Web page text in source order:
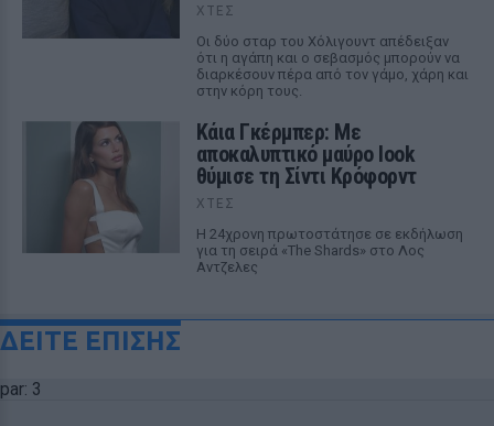
ΧΤΕΣ
Οι δύο σταρ του Χόλιγουντ απέδειξαν
ότι η αγάπη και ο σεβασμός μπορούν να
διαρκέσουν πέρα από τον γάμο, χάρη και
στην κόρη τους.
Κάια Γκέρμπερ: Με
αποκαλυπτικό μαύρο look
θύμισε τη Σίντι Κρόφορντ
ΧΤΕΣ
Η 24χρονη πρωτοστάτησε σε εκδήλωση
για τη σειρά «The Shards» στο Λος
Αντζελες
ΔΕΙΤΕ ΕΠΙΣΗΣ
par: 3